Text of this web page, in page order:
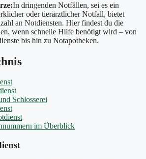
In dringenden Notfällen, sei es ein
oder tierärztlicher Notfall, bietet
an Notdiensten. Hier findest du die
wenn schnelle Hilfe benötigt wird – von
bis hin zu Notapotheken.
Schlosserei
im Überblick